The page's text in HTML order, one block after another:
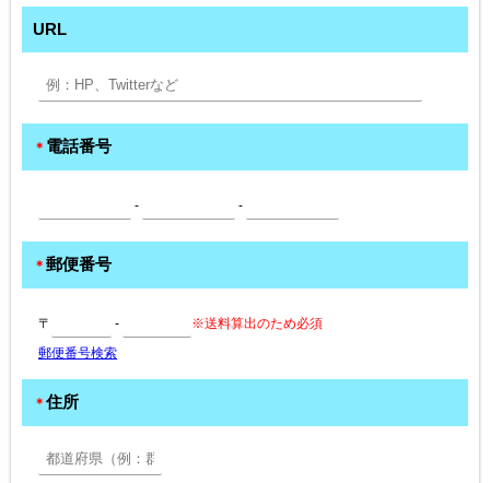
URL
＊ 電話番号
- -
＊ 郵便番号
〒 -
※送料算出のため必須
郵便番号検索
＊ 住所